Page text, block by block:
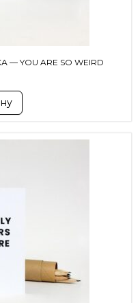
YOU ARE SO WEIRD